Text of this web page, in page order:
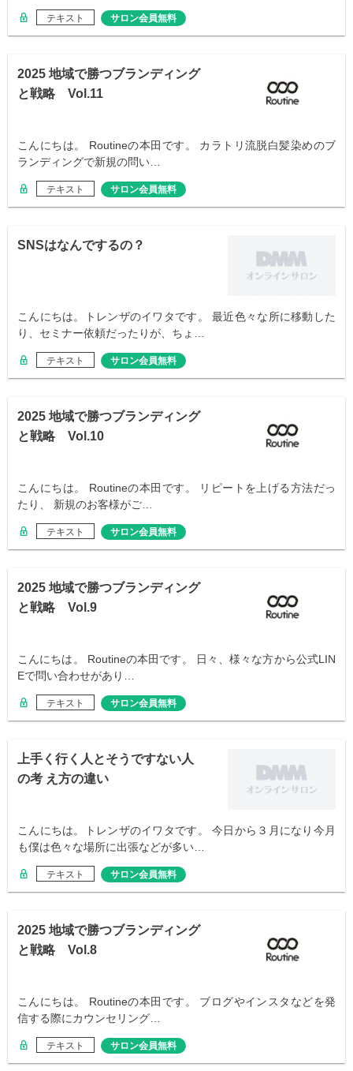
テキスト サロン会員無料
2025 地域で勝つブランディング
と戦略 Vol.11
こんにちは。 Routineの本田です。 カラトリ流脱白髪染めのブ
ランディングで新規の問い…
テキスト サロン会員無料
SNSはなんでするの？
こんにちは。トレンザのイワタです。 最近色々な所に移動した
り、セミナー依頼だったりが、ちょ…
テキスト サロン会員無料
2025 地域で勝つブランディング
と戦略 Vol.10
こんにちは。 Routineの本田です。 リピートを上げる方法だっ
たり、 新規のお客様がご…
テキスト サロン会員無料
2025 地域で勝つブランディング
と戦略 Vol.9
こんにちは。 Routineの本田です。 日々、様々な方から公式LIN
Eで問い合わせがあり…
テキスト サロン会員無料
上手く行く人とそうですない人
の考 え方の違い
こんにちは。トレンザのイワタです。 今日から３月になり今月
も僕は色々な場所に出張などが多い…
テキスト サロン会員無料
2025 地域で勝つブランディング
と戦略 Vol.8
こんにちは。 Routineの本田です。 ブログやインスタなどを発
信する際にカウンセリング…
テキスト サロン会員無料